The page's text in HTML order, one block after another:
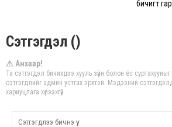
бичигт
Сэтгэгдэл ()
⚠ Анхаар!
Та сэтгэгдэл бичихдээ хууль зүйн болон ёс
сэтгэгдлийг админ устгах эрхтэй. Мэдээний
хариуцлага хүлээхгүй.